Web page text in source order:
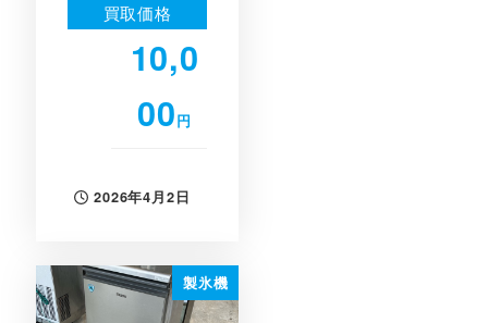
買取価格
10,0
00円
投稿日
2026年4月2日
製氷機